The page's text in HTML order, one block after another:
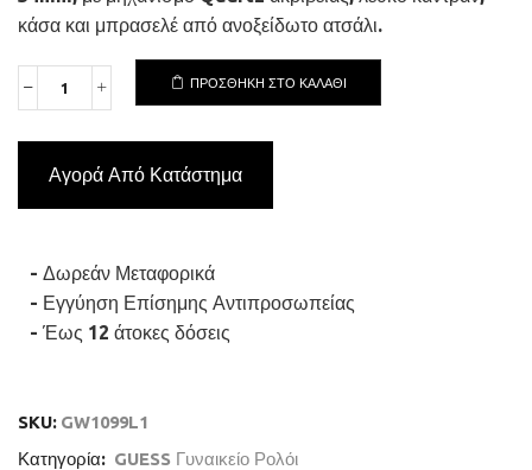
κάσα και μπρασελέ από ανοξείδωτο ατσάλι.
GUESS
JADA
Ρολόι
ΠΡΟΣΘΉΚΗ ΣΤΟ ΚΑΛΆΘΙ
Αγορά Από Κατάστημα
- Δωρεάν Μεταφορικά
- Εγγύηση Επίσημης Αντιπροσωπείας
- Έως 12 άτοκες δόσεις
SKU: GW1099L1
Κατηγορία: GUESS Γυναικείο Ρολόι